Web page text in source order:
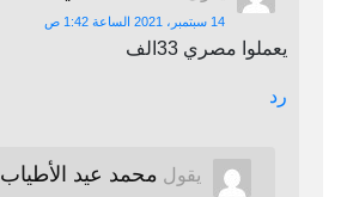
14 سبتمبر، 2021 الساعة 1:42 ص
يعملوا مصري 33الف
رد
يقول محمد عيد الأطياب